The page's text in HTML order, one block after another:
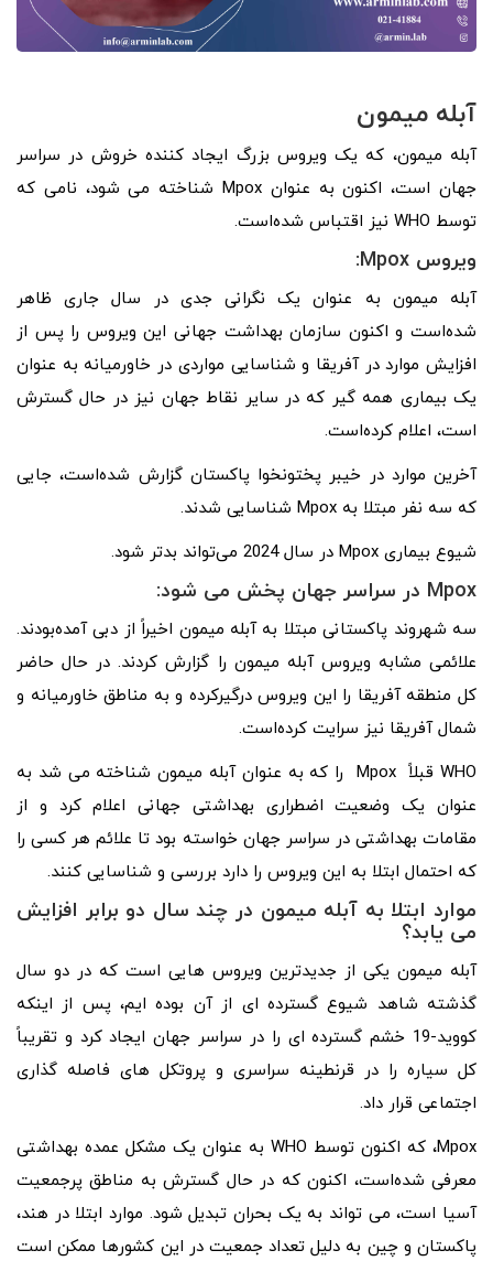
آبله میمون
آبله میمون، که یک ویروس بزرگ ایجاد کننده خروش در سراسر
جهان است، اکنون به عنوان Mpox شناخته می شود، نامی که
توسط WHO نیز اقتباس شده‌است.
ویروس Mpox:
آبله میمون به عنوان یک نگرانی جدی در سال جاری ظاهر
شده‌است و اکنون سازمان بهداشت جهانی این ویروس را پس از
افزایش موارد در آفریقا و شناسایی مواردی در خاورمیانه به عنوان
یک بیماری همه گیر که در سایر نقاط جهان نیز در حال گسترش
است، اعلام کرده‌است.
آخرین موارد در خیبر پختونخوا پاکستان گزارش شده‌است، جایی
که سه نفر مبتلا به Mpox شناسایی شدند.
شیوع بیماری Mpox در سال 2024 می‌تواند بدتر شود.
Mpox در سراسر جهان پخش می شود:
سه شهروند پاکستانی مبتلا به آبله میمون اخیراً از دبی آمده‌بودند.
علائمی مشابه ویروس آبله میمون را گزارش کردند. در حال حاضر
کل منطقه آفریقا را این ویروس درگیرکرده و به مناطق خاورمیانه و
شمال آفریقا نیز سرایت کرده‌است.
WHO قبلاً Mpox را که به عنوان آبله میمون شناخته می شد به
عنوان یک وضعیت اضطراری بهداشتی جهانی اعلام کرد و از
مقامات بهداشتی در سراسر جهان خواسته بود تا علائم هر کسی را
که احتمال ابتلا به این ویروس را دارد بررسی و شناسایی کنند.
موارد ابتلا به آبله میمون در چند سال دو برابر افزایش
می یابد؟
آبله میمون یکی از جدیدترین ویروس هایی است که در دو سال
گذشته شاهد شیوع گسترده ای از آن بوده ایم، پس از اینکه
کووید-19 خشم گسترده ای را در سراسر جهان ایجاد کرد و تقریباً
کل سیاره را در قرنطینه سراسری و پروتکل های فاصله گذاری
اجتماعی قرار داد.
Mpox، که اکنون توسط WHO به عنوان یک مشکل عمده بهداشتی
معرفی شده‌است، اکنون که در حال گسترش به مناطق پرجمعیت
آسیا است، می تواند به یک بحران تبدیل شود. موارد ابتلا در هند،
پاکستان و چین به دلیل تعداد جمعیت در این کشورها ممکن است